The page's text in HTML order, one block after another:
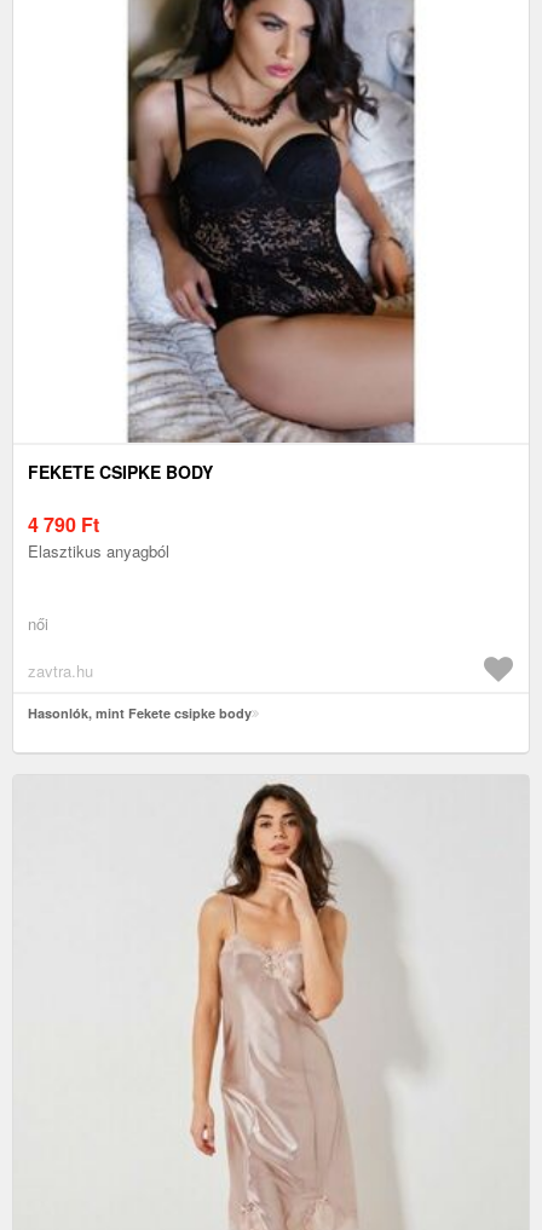
FEKETE CSIPKE BODY
4 790 Ft
Elasztikus anyagból
női
zavtra.hu
Hasonlók, mint Fekete csipke body